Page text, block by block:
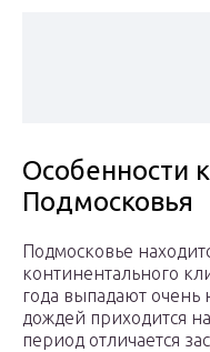
Особенности
Подмосковья
Подмосковье
континентального
года выпадают очень
дождей приходится
период отличается